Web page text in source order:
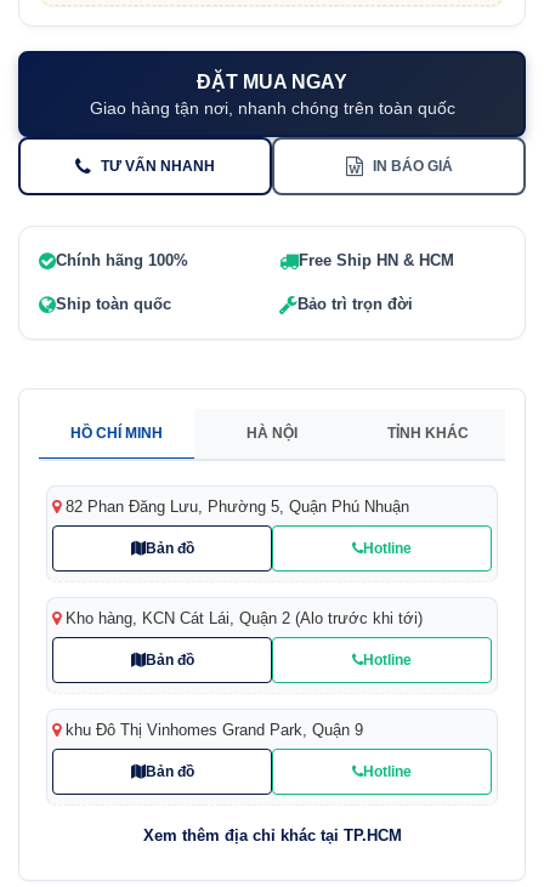
ĐẶT MUA NGAY
Giao hàng tận nơi, nhanh chóng trên toàn quốc
TƯ VẤN NHANH IN BÁO GIÁ
Chính hãng 100% Free Ship HN & HCM
Ship toàn quốc Bảo trì trọn đời
HỒ CHÍ MINH HÀ NỘI TỈNH KHÁC
82 Phan Đăng Lưu, Phường 5, Quận Phú Nhuận
Bản đồ Hotline
Kho hàng, KCN Cát Lái, Quận 2 (Alo trước khi tới)
Bản đồ Hotline
khu Đô Thị Vinhomes Grand Park, Quận 9
Bản đồ Hotline
Xem thêm địa chỉ khác tại TP.HCM